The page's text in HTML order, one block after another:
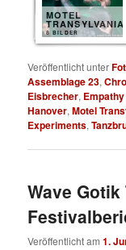
MOTEL
TRANSYLVANIA
8 BILDER
Veröffentlicht unter
Assemblage 23,
Eisbrecher,
Hanover,Motel
Experiments,
Wave Gotik
Veröffentlicht am1.